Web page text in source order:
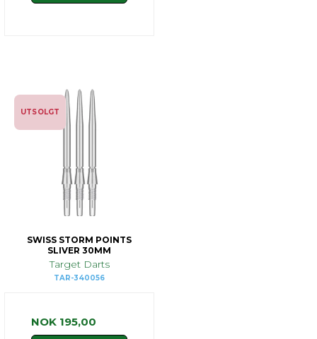
UTSOLGT
SWISS STORM POINTS
SLIVER 30MM
Target Darts
TAR-340056
NOK 195,00